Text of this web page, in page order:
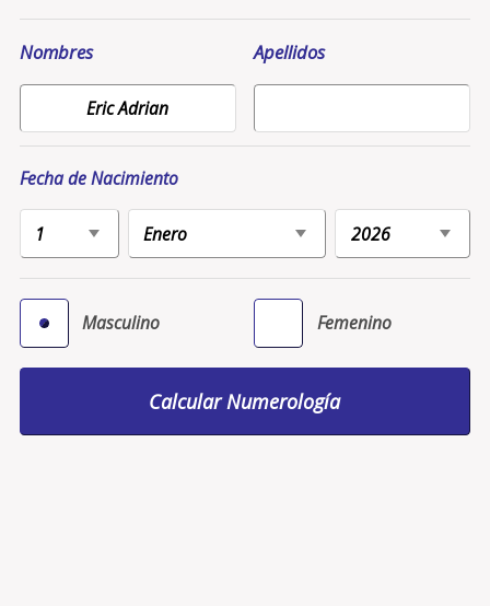
Nombres Apellidos
Fecha de Nacimiento
Masculino Femenino